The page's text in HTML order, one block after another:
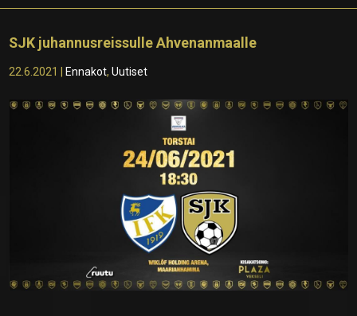
SJK juhannusreissulle Ahvenanmaalle
22.6.2021 Ennakot,Uutiset